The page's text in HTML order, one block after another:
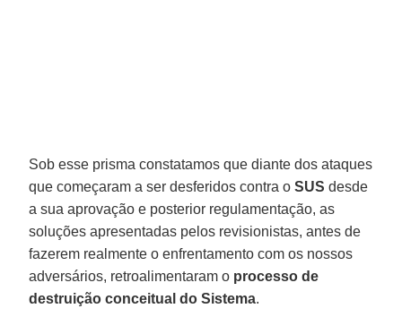
Sob esse prisma constatamos que diante dos ataques
que começaram a ser desferidos contra oSUS desde
a sua aprovação e posterior regulamentação, as
soluções apresentadas pelos revisionistas, antes de
fazerem realmente o enfrentamento com os nossos
adversários, retroalimentaram o processo de
destruição conceitual do Sistema.